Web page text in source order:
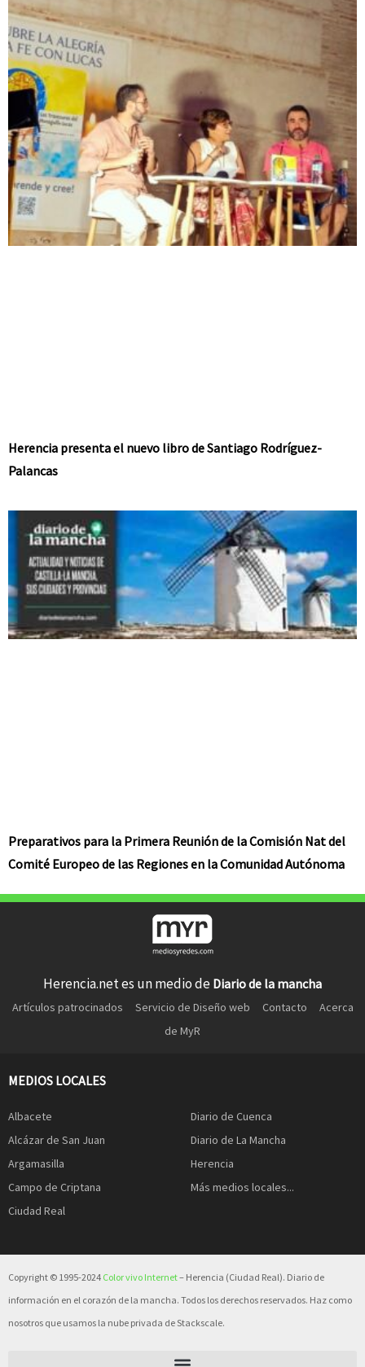
Herencia presenta el nuevo libro de Santiago Rodríguez-
Palancas
Preparativos para la Primera Reunión de la Comisión Nat del
Comité Europeo de las Regiones en la Comunidad Autónoma
Herencia.net es un medio de Diario de la mancha
Artículos patrocinados Servicio de Diseño web Contacto
Acerca
de MyR
MEDIOS LOCALES
Albacete
Alcázar de San Juan
Argamasilla
Campo de Criptana
Ciudad Real
Diario de Cuenca
Diario de La Mancha
Herencia
Más medios locales...
Copyright © 1995-2024 Color vivo Internet– Herencia (Ciudad Real). Diario de
información en el corazón de la mancha. Todos los derechos reservados. Haz como
nosotros que usamos la nube privada de Stackscale.